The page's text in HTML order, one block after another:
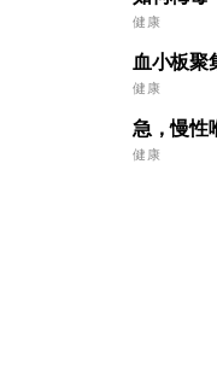
健康
血小板聚
健康
急，慢性
健康